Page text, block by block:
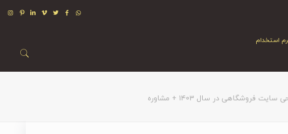
استخدام
فروشگاهی در سال ۱۴۰۳ + مشاوره